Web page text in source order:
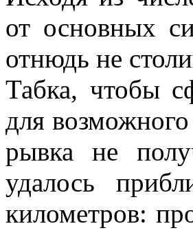
от основных
отнюдь не
Табка, чтобы
для
рывка не
удалось
километров: